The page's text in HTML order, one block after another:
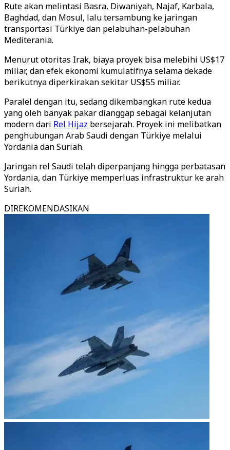
Rute akan melintasi Basra, Diwaniyah, Najaf, Karbala,
Baghdad, dan Mosul, lalu tersambung ke jaringan
transportasi Türkiye dan pelabuhan-pelabuhan
Mediterania.
Menurut otoritas Irak, biaya proyek bisa melebihi US$17
miliar, dan efek ekonomi kumulatifnya selama dekade
berikutnya diperkirakan sekitar US$55 miliar.
Paralel dengan itu, sedang dikembangkan rute kedua
yang oleh banyak pakar dianggap sebagai kelanjutan
modern dari Rel Hijaz bersejarah. Proyek ini melibatkan
penghubungan Arab Saudi dengan Türkiye melalui
Yordania dan Suriah.
Jaringan rel Saudi telah diperpanjang hingga perbatasan
Yordania, dan Türkiye memperluas infrastruktur ke arah
Suriah.
DIREKOMENDASIKAN